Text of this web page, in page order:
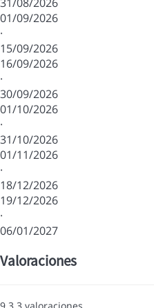
31/08/2026
01/09/2026
·
15/09/2026
16/09/2026
·
30/09/2026
01/10/2026
·
31/10/2026
01/11/2026
·
18/12/2026
19/12/2026
·
06/01/2027
Valoraciones